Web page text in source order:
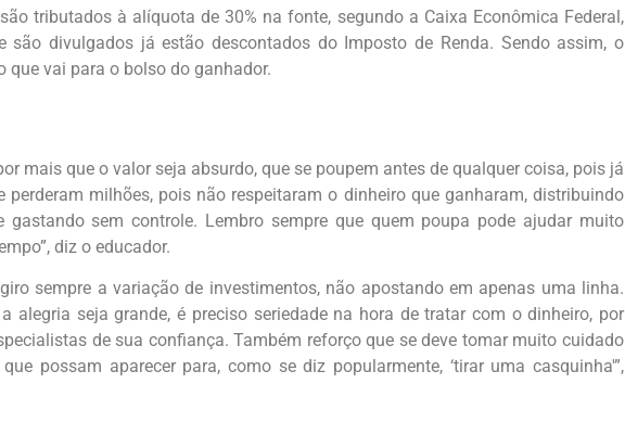
tributados à alíquota de 30% na fonte, segundo a Caixa Econômica Federal,
são divulgados já estão descontados do Imposto de Renda. Sendo assim, o
que vai para o bolso do ganhador.
mais que o valor seja absurdo, que se poupem antes de qualquer coisa, pois já
perderam milhões, pois não respeitaram o dinheiro que ganharam, distribuindo
gastando sem controle. Lembro sempre que quem poupa pode ajudar muito
diz o educador.
sempre a variação de investimentos, não apostando em apenas uma linha.
alegria seja grande, é preciso seriedade na hora de tratar com o dinheiro, por
de sua confiança. Também reforço que se deve tomar muito cuidado
possam aparecer para, como se diz popularmente, ‘tirar uma casquinha'”,